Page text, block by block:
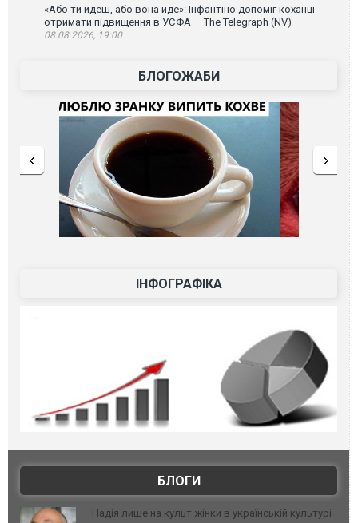
«Або ти йдеш, або вона йде»: Інфантіно допоміг коханці
отримати підвищення в УЄФА — The Telegraph (NV)
08.08.2026, 19:00
БЛОГОЖАБИ
ІНФОГРАФІКА
БЛОГИ
Надія лише на культ жінки в українській культурі